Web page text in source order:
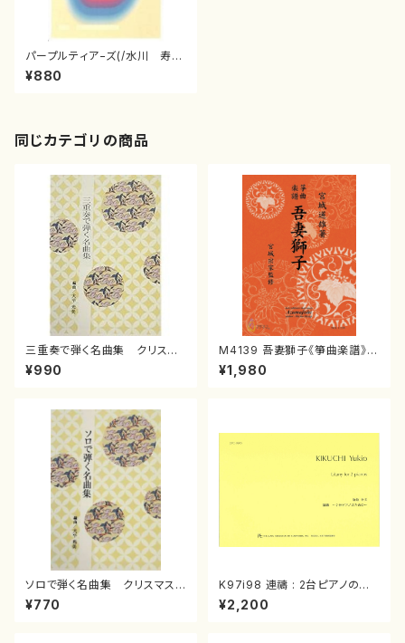
パープルティア−ズ(/水川 寿
也/楽譜）
¥880
同じカテゴリの商品
三重奏で弾く名曲集 クリスマ
スメドレー( 箏2/大平光美 編
曲/楽譜）
¥990
M4139 吾妻獅子《箏曲楽譜》
（箏/宮城道雄著・宮城宗家監修/
箏曲古典楽譜）
¥1,980
ソロで弾く名曲集 クリスマス・
イブ／恋人がサンタクロース(
箏独奏 /大平光美 編曲/楽
¥770
K97i98 連禱 : 2台ピアノのた
めの（2 Pianos / 菊池 幸夫 /
楽譜）
¥2,200